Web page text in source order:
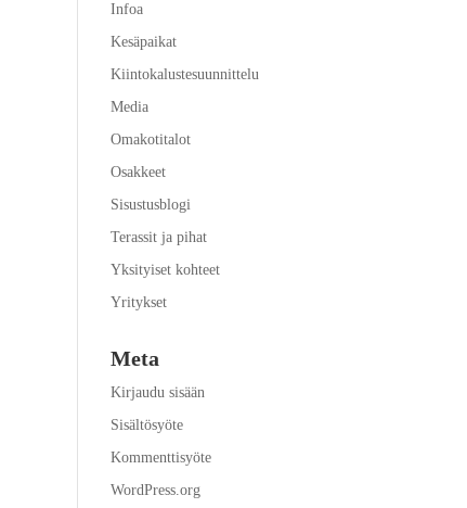
Infoa
Kesäpaikat
Kiintokalustesuunnittelu
Media
Omakotitalot
Osakkeet
Sisustusblogi
Terassit ja pihat
Yksityiset kohteet
Yritykset
Meta
Kirjaudu sisään
Sisältösyöte
Kommenttisyöte
WordPress.org